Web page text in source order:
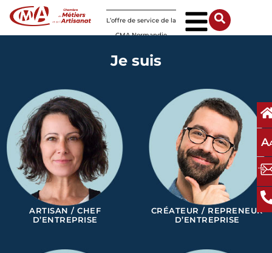
L’offre de service de la
CMA Normandie
A
Je suis
ARTISAN / CHEF
D’ENTREPRISE
CRÉATEUR / REPRENEUR
D’ENTREPRISE
Panneau de gestion des cookies